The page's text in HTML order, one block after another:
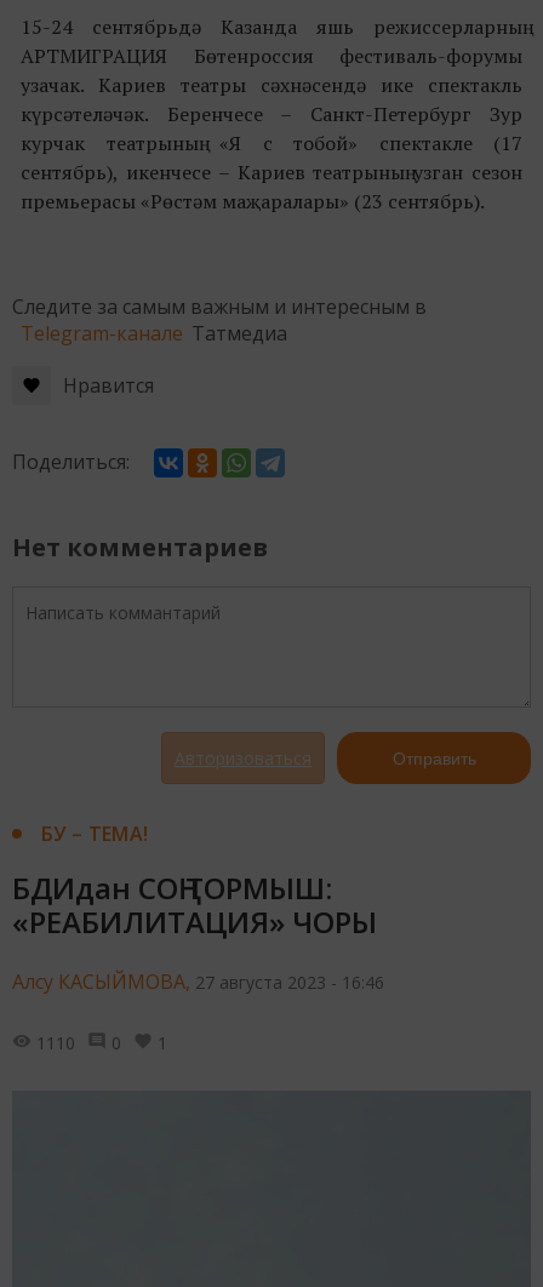
15-24 сентябрьдә Казанда яшь режиссерларның
АРТМИГРАЦИЯ Бөтенроссия фестиваль-форумы
узачак. Кариев театры сәхнәсендә ике спектакль
күрсәтеләчәк. Беренчесе – Санкт-Петербург Зур
курчак театрының «Я с тобой» спектакле (17
сентябрь), икенчесе – Кариев театрының узган сезон
премьерасы «Рөстәм маҗаралары» (23 сентябрь).
Следите за самым важным и интересным в
Telegram-канале Татмедиа
Нравится
Поделиться:
Нет комментариев
Авторизоваться Отправить
БУ – ТЕМА!
БДИдан СОҢ ТОРМЫШ:
«РЕАБИЛИТАЦИЯ» ЧОРЫ
Алсу КАСЫЙМОВА, 27 августа 2023 - 16:46
1110 0 1